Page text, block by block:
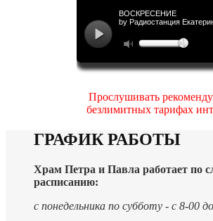
Прослушивать
безлимитных тарифах
ГРАФИК РАБОТЫ
Храм Петра и Павла работает по
расписанию:
с понедельника по субботу - с 8-00